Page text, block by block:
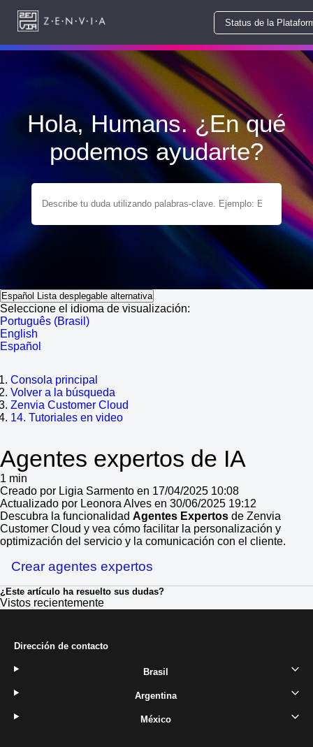
Status de la
Hola, Humans. ¿En qué
podemos ayudarte?
Español Lista desplegable alternativa
Seleccione el idioma de visualización:
Português (Brasil)
English
Español
Consola principal
Volver a la búsqueda
Zenvia Customer Cloud
14. Tutoriales en video
Agentes expertos de IA
1 min
Creado por Ligia Sarmento en 17/04/2025 10:08
Actualizado por Leonora Alves en 30/06/2025 19:12
Descubra la funcionalidad Agentes Expertos de Zenvia
Customer Cloud y vea cómo facilitar la personalización y
optimización del servicio y la comunicación con el cliente.
Crear agentes expertos
¿Este artículo ha resuelto sus dudas?
Vistos recientemente
Dirección de contacto
Brasil
Argentina
México